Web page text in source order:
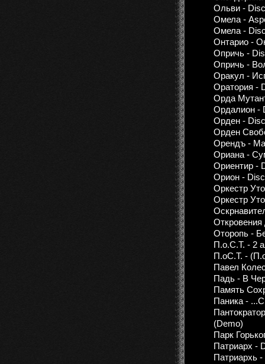
Ольви -
Омела -
Омела -
Онтарио -
Опричь -
Опричь -
Оракул -
Оратория -
Орда
Ордалион -
Орден -
Орден
Орендъ -
Ориана -
Ориентир -
Орион -
Оркестр
Оркестр
Оторопь -
П.о.С.Т. - 2
П.оС.Т. -
Павел
Падь - В
Память
Паника -
(Demo)
Парк
Патриарх -
Патриархь